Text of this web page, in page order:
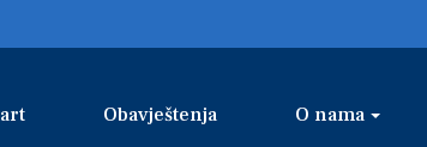
Obavještenja O nama